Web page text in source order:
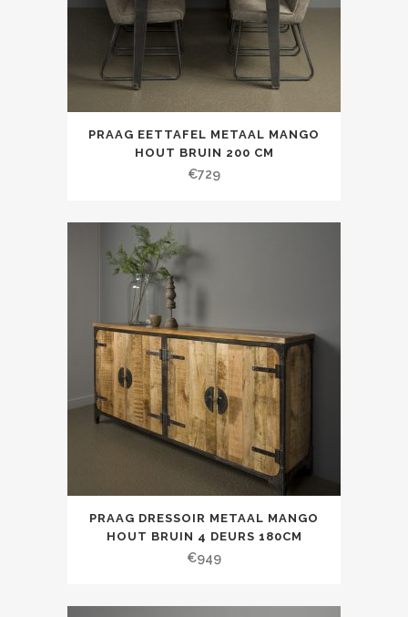
PRAAG EETTAFEL METAAL MANGO
HOUT BRUIN 200 CM
€729
PRAAG DRESSOIR METAAL MANGO
HOUT BRUIN 4 DEURS 180CM
€949